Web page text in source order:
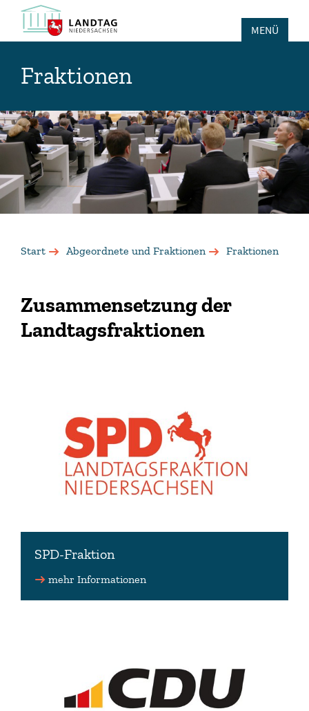
MENÜ
Fraktionen
Start Abgeordnete und Fraktionen Fraktionen
Zusammensetzung der
Landtagsfraktionen
SPD-Fraktion
mehr Informationen